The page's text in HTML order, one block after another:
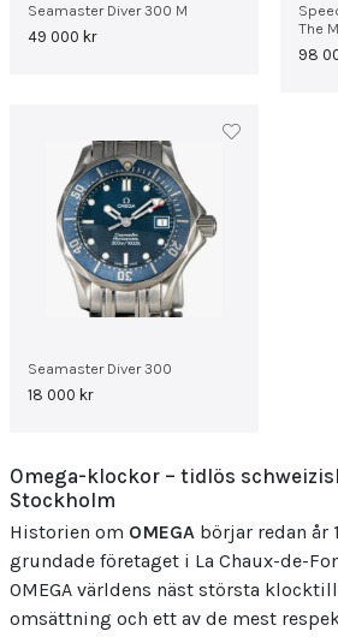
Seamaster Diver 300 M
49 000 kr
The
98
Seamaster Diver 300
18 000 kr
Omega-klockor – tidlös
Stockholm
Historien om OMEGAbörjar redan år
grundade företaget i La Chaux-de-
OMEGA världens näst största
omsättning och ett av de mest